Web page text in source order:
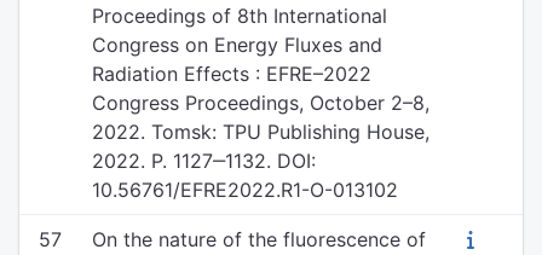
Proceedings of 8th International
Congress on Energy Fluxes and
Radiation Effects : EFRE–2022
Congress Proceedings, October 2–8,
2022. Tomsk: TPU Publishing House,
2022. P. 1127‒1132. DOI:
10.56761/EFRE2022.R1-O-013102
57
On the nature of the fluorescence of